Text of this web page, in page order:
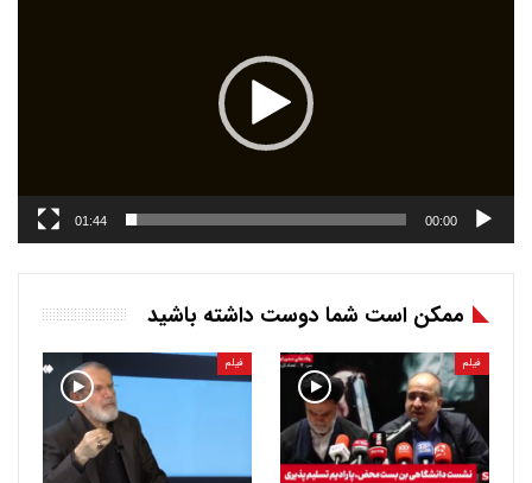
00:00
01:44
ممکن است شما دوست داشته باشید
فیلم فیلم